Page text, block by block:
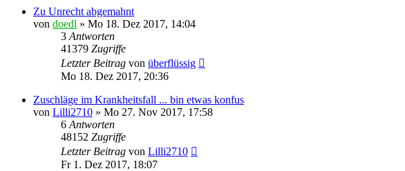
Zu Unrecht abgemahnt
von doedl » Mo 18. Dez 2017, 14:04
3 Antworten
41379 Zugriffe
Letzter Beitrag von überflüssig
Mo 18. Dez 2017, 20:36
Zuschläge im Krankheitsfall ... bin etwas konfus
von Lilli2710 » Mo 27. Nov 2017, 17:58
6 Antworten
48152 Zugriffe
Letzter Beitrag von Lilli2710
Fr 1. Dez 2017, 18:07